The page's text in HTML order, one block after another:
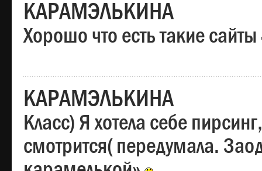
КАРАМЭЛЬКИНА
Хорошо что есть такие сайты
КАРАМЭЛЬКИНА
Класс) Я хотела себе
смотрится( передумала.